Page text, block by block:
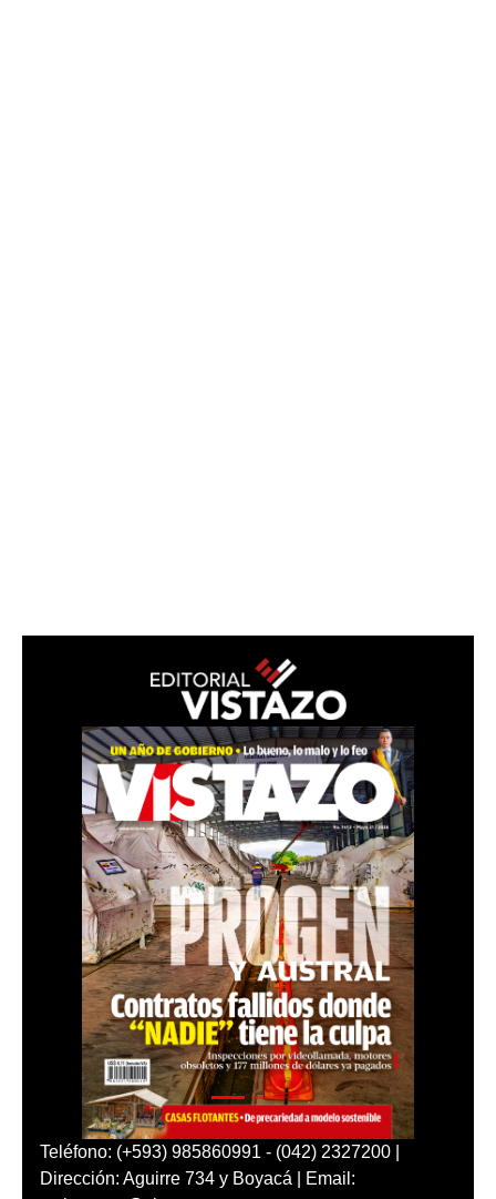
Teléfono: (+593) 985860991 - (042) 2327200 |
Dirección: Aguirre 734 y Boyacá | Email: